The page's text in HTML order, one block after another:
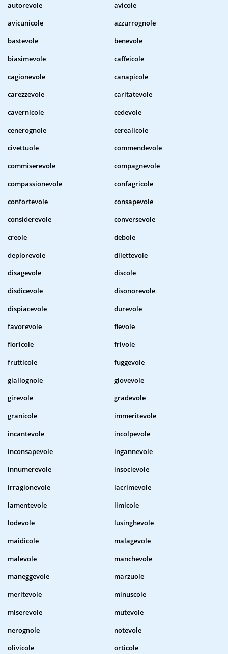
autorevole
avicole
avicunicole
azzurrognole
bastevole
benevole
biasimevole
caffeicole
cagionevole
canapicole
carezzevole
caritatevole
cavernicole
cedevole
cenerognole
cerealicole
civettuole
commendevole
commiserevole
compagnevole
compassionevole
confagricole
confortevole
consapevole
considerevole
conversevole
creole
debole
deplorevole
dilettevole
disagevole
discole
disdicevole
disonorevole
dispiacevole
durevole
favorevole
fievole
floricole
frivole
frutticole
fuggevole
giallognole
giovevole
girevole
gradevole
granicole
immeritevole
incantevole
incolpevole
inconsapevole
ingannevole
innumerevole
insocievole
irragionevole
lacrimevole
lamentevole
limicole
lodevole
lusinghevole
maidicole
malagevole
malevole
manchevole
maneggevole
marzuole
meritevole
minuscole
miserevole
mutevole
nerognole
notevole
olivicole
orticole